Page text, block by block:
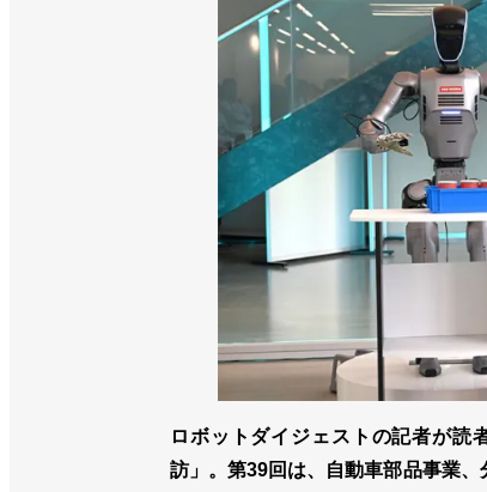
ロボットダイジェストの記者が読
訪」。第39回は、自動車部品事業